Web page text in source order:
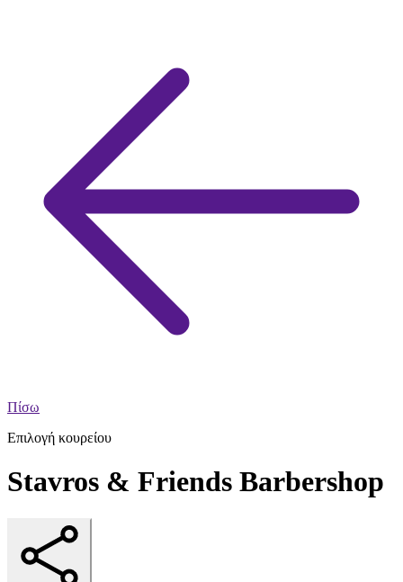
Πίσω
Επιλογή κουρείου
Stavros & Friends Barbershop